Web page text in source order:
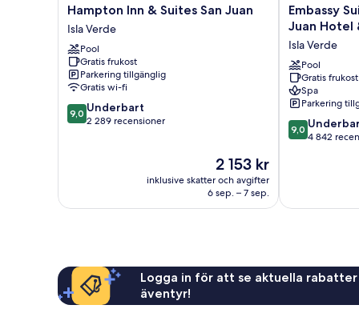
Hampton
Inn
&
Suites
San
Juan
Isla
Verde
Hampton Inn & Suites San Juan
Isla Verde
Pool
Gratis frukost
Parkering tillgänglig
Gratis wi-fi
9.0
av
9,0 Underbart
2 289 recensioner
Priset
är
2 153 kr
2 153 kr
inklusive skatter och avgifter
6 sep. – 7 sep.
Embassy
Suites
Hilton
San
Juan
Hotel
&
Casino
Isla
Embassy
Juan Hotel
Isla Verde
Pool
Gratis frukost
Spa
Parkering
9.0
av
4 842
9,0
4 842
Logga in för att se aktuella
äventyr!